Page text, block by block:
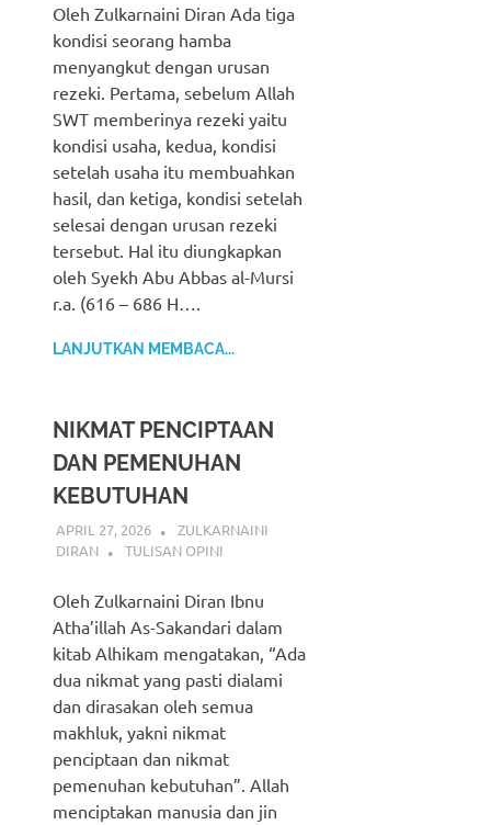
Oleh Zulkarnaini Diran Ada tiga
kondisi seorang hamba
menyangkut dengan urusan
rezeki. Pertama, sebelum Allah
SWT memberinya rezeki yaitu
kondisi usaha, kedua, kondisi
setelah usaha itu membuahkan
hasil, dan ketiga, kondisi setelah
selesai dengan urusan rezeki
tersebut. Hal itu diungkapkan
oleh Syekh Abu Abbas al-Mursi
r.a. (616 – 686 H….
LANJUTKAN MEMBACA...
NIKMAT PENCIPTAAN
DAN PEMENUHAN
KEBUTUHAN
APRIL 27, 2026
ZULKARNAINI
DIRAN
TULISAN OPINI
Oleh Zulkarnaini Diran Ibnu
Atha’illah As-Sakandari dalam
kitab Alhikam mengatakan, “Ada
dua nikmat yang pasti dialami
dan dirasakan oleh semua
makhluk, yakni nikmat
penciptaan dan nikmat
pemenuhan kebutuhan”. Allah
menciptakan manusia dan jin